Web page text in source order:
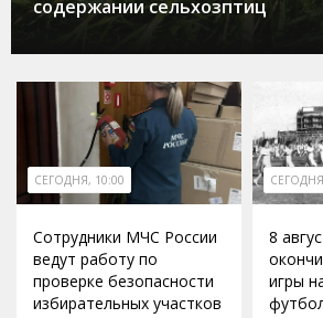
содержании сельхозптиц
СЕГОДНЯ, 10:00
Сотрудники МЧС России
ведут работу по
проверке безопасности
избирательных участков
8
игры